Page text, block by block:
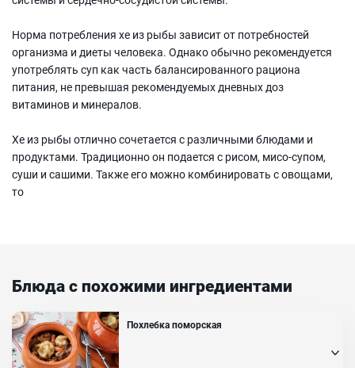
Норма потребления хе из рыбы зависит от потребностей
организма и диеты человека. Однако обычно рекомендуется
употреблять суп как часть балансированного рациона
питания, не превышая рекомендуемых дневных доз
витаминов и минералов.
Хе из рыбы отлично сочетается с различными блюдами и
продуктами. Традиционно он подается с рисом, мисо-супом,
суши и сашими. Также его можно комбинировать с овощами,
то
Блюда с похожими ингредиентами
Похлебка поморская